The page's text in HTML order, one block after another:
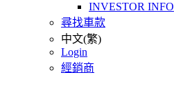
INVESTOR INFO
尋找車款
中文(繁)
Login
經銷商